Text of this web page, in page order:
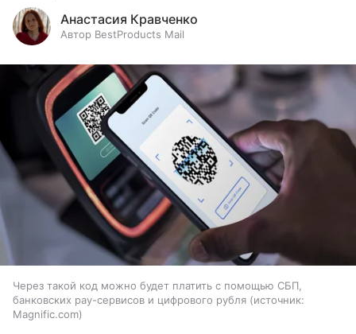
Анастасия Кравченко
Автор BestProducts Mail
Через такой код можно будет платить с помощью СБП,
банковских pay-сервисов и цифрового рубля
источник:
Magnific.com